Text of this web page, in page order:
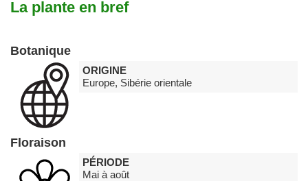
La plante en bref
Botanique
ORIGINE
Europe, Sibérie orientale
Floraison
PÉRIODE
Mai à août